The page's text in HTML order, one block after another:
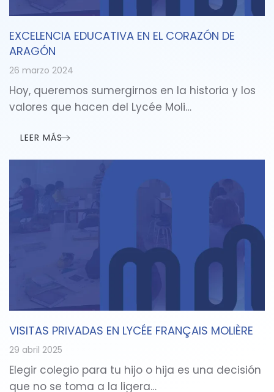
EXCELENCIA EDUCATIVA EN EL CORAZÓN DE
ARAGÓN
26 marzo 2024
Hoy, queremos sumergirnos en la historia y los
valores que hacen del Lycée Moli…
LEER MÁS
VISITAS PRIVADAS EN LYCÉE FRANÇAIS MOLIÈRE
29 abril 2025
Elegir colegio para tu hijo o hija es una decisión
que no se toma a la ligera…